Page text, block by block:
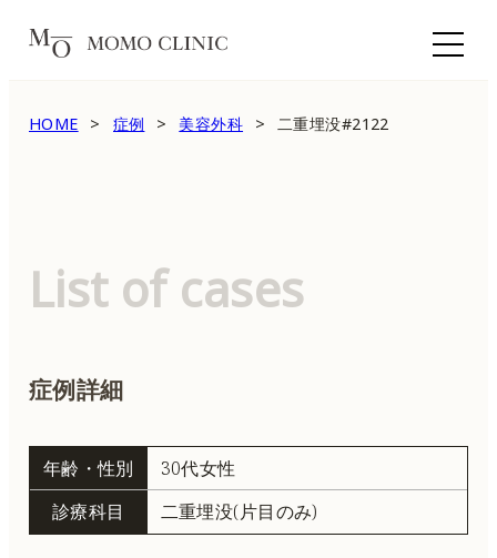
HOME 症例 美容外科 二重埋没#2122
List of cases
症例詳細
年齢・性別
30代女性
診療科目
二重埋没(片目のみ)